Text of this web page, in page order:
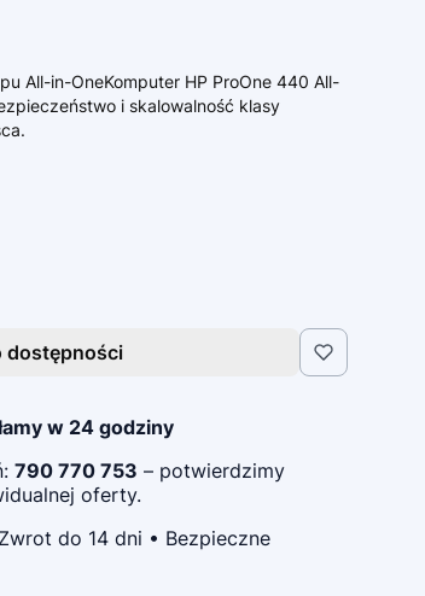
All-in-OneKomputer HP ProOne 440 All-
i skalowalność klasy
dostępności
w 24 godziny
790 770 753 – potwierdzimy
oferty.
do 14 dni • Bezpieczne